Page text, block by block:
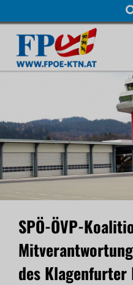
Navigation
SPÖ-ÖVP-
des Klagenfurter